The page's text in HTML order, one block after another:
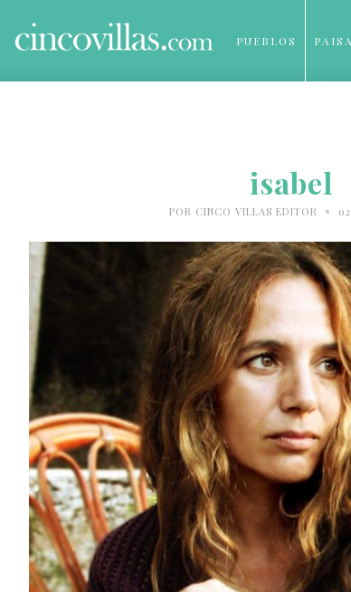
PUEBLOS
isabel
POR CINCO VILLAS EDITOR •